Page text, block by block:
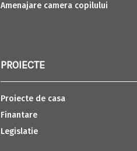
Amenajare camera copilului
PROIECTE
Proiecte de casa
Finantare
Legislatie